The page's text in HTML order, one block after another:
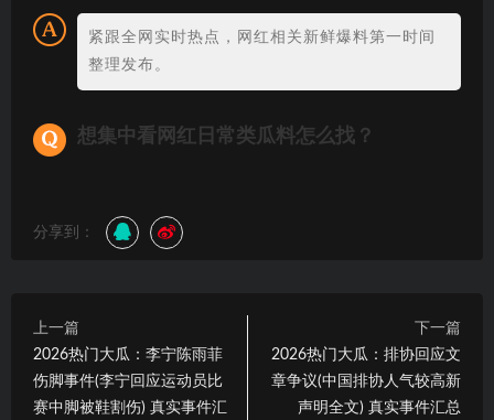
紧跟全网实时热点，网红相关新鲜爆料第一时间
整理发布。
想集中看网红日常类瓜料怎么找？
分享到：
上一篇
2026热门大瓜：李宁陈雨菲
伤脚事件(李宁回应运动员比
赛中脚被鞋割伤) 真实事件汇
下一篇
2026热门大瓜：排协回应文
章争议(中国排协人气较高新
声明全文) 真实事件汇总